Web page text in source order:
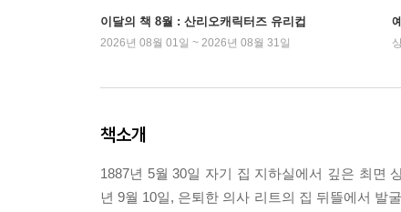
이달의 책 8월 : 산리오캐릭터즈 유리컵
2026년 08월 01일 ~ 2026년 08월 31일
책소개
1887년 5월 30일 자기 집 지하실에서 깊은 최면
년 9월 10일, 은퇴한 의사 리트의 집 뒤뜰에서 발